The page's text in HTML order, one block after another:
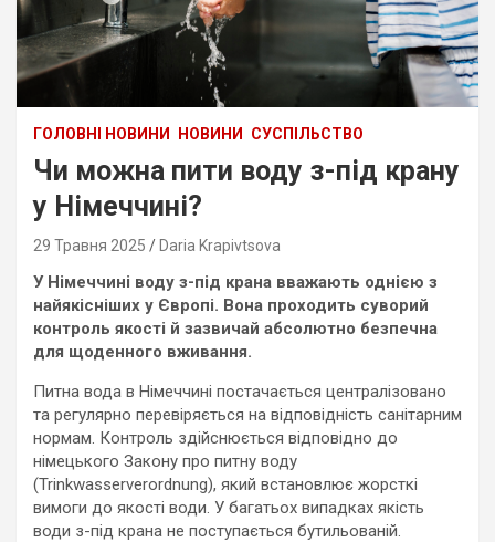
ГОЛОВНІ НОВИНИ НОВИНИ СУСПІЛЬСТВО
Чи можна пити воду з-під крану
у Німеччині?
29 Травня 2025 Daria Krapivtsova
У Німеччині воду з-під крана вважають однією з
найякісніших у Європі. Вона проходить суворий
контроль якості й зазвичай абсолютно безпечна
для щоденного вживання.
Питна вода в Німеччині постачається централізовано
та регулярно перевіряється на відповідність санітарним
нормам. Контроль здійснюється відповідно до
німецького Закону про питну воду
(Trinkwasserverordnung), який встановлює жорсткі
вимоги до якості води. У багатьох випадках якість
води з-під крана не поступається бутильованій.